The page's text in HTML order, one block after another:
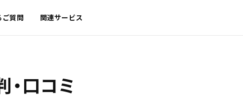
ご質問 関連サービス
・口コミ